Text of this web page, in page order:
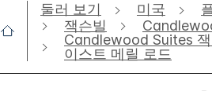
둘러 보기 미국
잭슨빌
Candlewood Suites 잭
이스트 메릴 로드